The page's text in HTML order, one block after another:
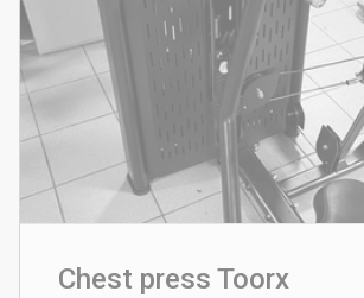
Chest press Toorx